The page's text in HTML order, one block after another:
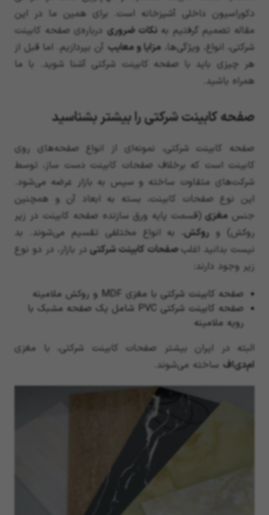
دکوراسیون داخلی آشپزخانه است. برای همین ما در این
مقاله تصمیم گرفتیم بهنکات ضروری درباره‌ی صفحه کابینت
شرکتی، انواع، ویژگی‌ها، مزایا و معایب آن بپردازیم. اما قبل از
هر چیزی باید با صفحه کابینت شرکتی آشنا شوید. با ما
همراه باشید.
صفحه کابینت شرکتی را بیشتر بشناسید
صفحه کابینت شرکتی، نمونه‌ای از انواع صفحه‌های روی
کابینت است که برخلاف صفحات کابینت دست ساز، توسط
شرکت‌های متفاوت ساخته و سپس به بازار عرضه می‌شود.
این نوع صفحات کابینت، بسته به ابعاد آن و همچنین
جنس مغزی (قسمت پایه ورق سازنده صفحه کابینت در زیر
روکش) و روکش، به انواع مختلفی تقسیم می‌شوند. بد
نیست بدانید اغلب صفحات کابینت شرکتی در بازار، در دو نوع
زیر وجود دارند:
صفحه کابینت شرکتی با مغزی MDF و روکش ملامینه
صفحه کابینت شرکتی PVC شامل یک صفحه مشبک با
رویه ملامینه
البته در ایران بیشتر صفحات کابینت شرکتی، با مغزی
ام‌دی‌اف ساخته می‌شوند.